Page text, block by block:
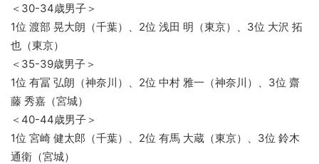
＜30-34歳男子＞
1位 渡部 晃大朗（千葉）、2位 浅田 明（東京）、3位 大沢 拓
也（東京）
＜35-39歳男子＞
1位 有冨 弘朗（神奈川）、2位 中村 雅一（神奈川）、3位 齋
藤 秀嘉（宮城）
＜40-44歳男子＞
1位 宮崎 健太郎（千葉）、2位 有馬 大蔵（東京）、3位 鈴木
通衛（宮城）